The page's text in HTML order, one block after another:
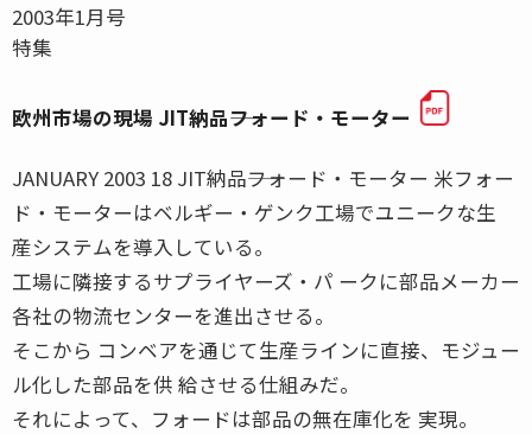
2003年1月号
特集
欧州市場の現場 JIT納品――フォード・モーター
JANUARY 2003 18 JIT納品――フォード・モーター 米フォー
ド・モーターはベルギー・ゲンク工場でユニークな生
産システムを導入している。
工場に隣接するサプライヤーズ・パ ークに部品メーカー
各社の物流センターを進出させる。
そこから コンベアを通じて生産ラインに直接、モジュー
ル化した部品を供 給させる仕組みだ。
それによって、フォードは部品の無在庫化を 実現。